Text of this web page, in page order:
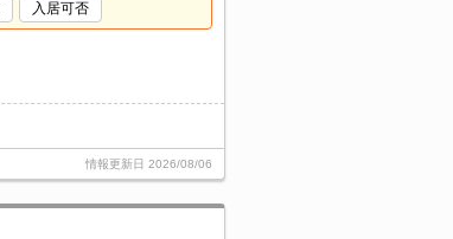
入居可否
情報更新日 2026/08/06